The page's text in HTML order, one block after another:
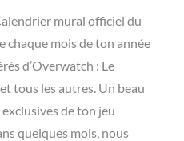
mural officiel du
chaque mois de ton année
d’Overwatch : Le
tous les autres. Un beau
de ton jeu
quelques mois, nous